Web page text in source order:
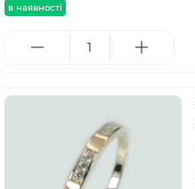
в наявності